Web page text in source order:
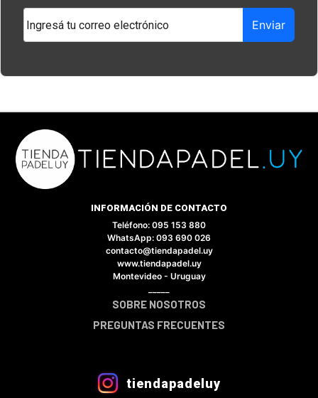
Enviar
INFORMACIÓN DE CONTACTO
Teléfono: 095 153 880
WhatsApp: 093 690 026
contacto@tiendapadel.uy
www.tiendapadel.uy
Montevideo - Uruguay
SOBRE NOSOTROS
PREGUNTAS FRECUENTES
tiendapadeluy
automáticamente.